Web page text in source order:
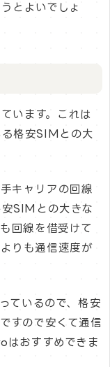
とよいでしょ
ています。これは
格安SIMとの大
キャリアの回線
SIMとの大きな
回線を借受けて
りも通信速度が
ているので、格安
すので安くて通信
はおすすめできま